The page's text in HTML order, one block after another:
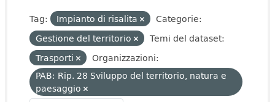
Tag: Impianto di risalita
Categorie:
Gestione del territorio
Temi del dataset:
Trasporti
Organizzazioni:
PAB: Rip. 28 Sviluppo del territorio, natura e
paesaggio